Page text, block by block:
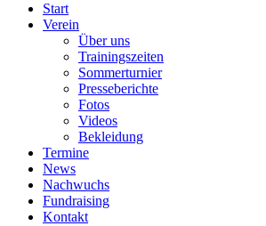
Start
Verein
Über uns
Trainingszeiten
Sommerturnier
Presseberichte
Fotos
Videos
Bekleidung
Termine
News
Nachwuchs
Fundraising
Kontakt